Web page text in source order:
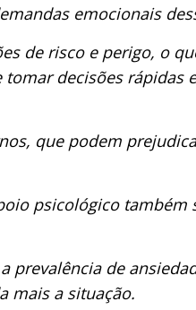
emocionais
de risco e perigo, o
decisões rápidas
que podem
psicológico também
de
mais a situação.